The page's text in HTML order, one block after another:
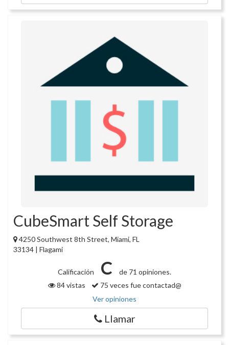
CubeSmart Self Storage
4250 Southwest 8th Street, Miami, FL
33134 | Flagami
Calificación C
de 71 opiniones.
84 vistas
75 veces fue contactad@
Ver opiniones
Llamar